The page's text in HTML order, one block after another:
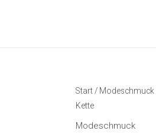
Start / Modeschmuck
Kette
Modeschmuck